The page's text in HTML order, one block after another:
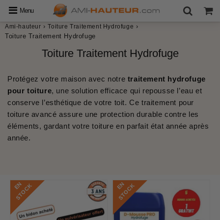
Menu
Ami-hauteur › Toiture Traitement Hydrofuge ›
Toiture Traitement Hydrofuge
Toiture Traitement Hydrofuge
Protégez votre maison avec notre traitement hydrofuge
pour toiture, une solution efficace qui repousse l’eau et
conserve l’esthétique de votre toit. Cetraitement pour
toiture avancé assure une protection durable contre les
éléments, gardant votre toiture en parfait état année après
année.
E
N
S
T
O
C
K E
N
S
T
O
C
K